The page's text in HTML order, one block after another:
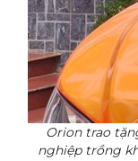
Orion trao
nghiệp trồng